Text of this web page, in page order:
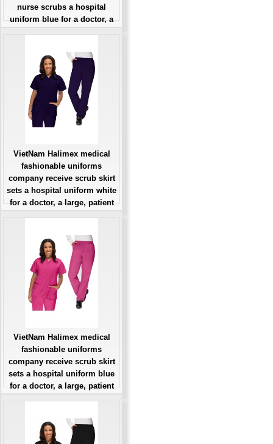
nurse scrubs a hospital
uniform blue for a doctor, a
Giá: Liên Hệ
Đặt hàng
VietNam Halimex medical
fashionable uniforms
company receive scrub skirt
sets a hospital uniform white
for a doctor, a large, patient
Đặt hàng
VietNam Halimex medical
fashionable uniforms
company receive scrub skirt
sets a hospital uniform blue
for a doctor, a large, patient
Đặt hàng